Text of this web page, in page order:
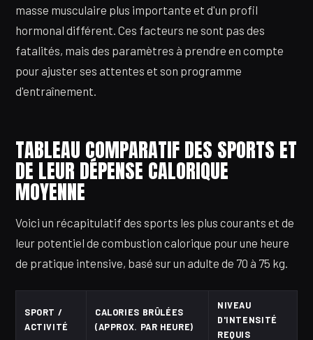
masse musculaire plus importante et d'un profil
hormonal différent. Ces facteurs ne sont pas des
fatalités, mais des paramètres à prendre en compte
pour ajuster ses attentes et son programme
d'entraînement.
TABLEAU COMPARATIF DES SPORTS ET
DE LEUR DÉPENSE CALORIQUE
MOYENNE
Voici un récapitulatif des sports les plus courants et de
leur potentiel de combustion calorique pour une heure
de pratique intensive, basé sur un adulte de 70 à 75 kg.
SPORT /
ACTIVITÉ
CALORIES BRÛLÉES
(APPROX. PAR HEURE)
NIVEAU
D'INTENSITÉ
REQUIS